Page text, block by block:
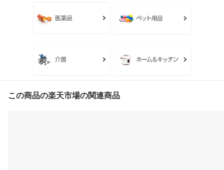
この商品の楽天市場の関連商品